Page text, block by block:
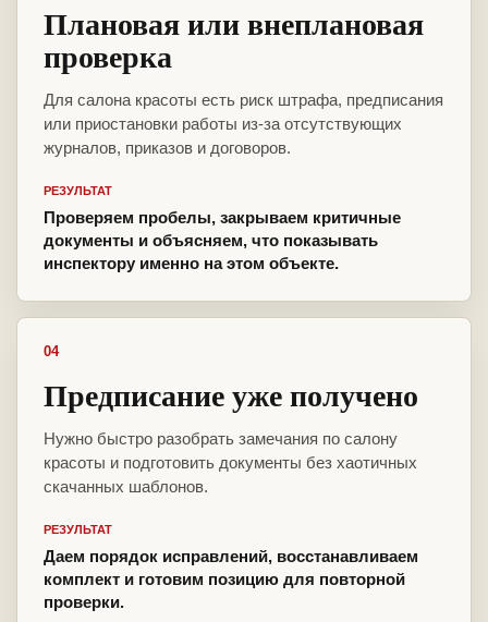
Плановая или внеплановая
проверка
Для салона красоты есть риск штрафа, предписания
или приостановки работы из-за отсутствующих
журналов, приказов и договоров.
РЕЗУЛЬТАТ
Проверяем пробелы, закрываем критичные
документы и объясняем, что показывать
инспектору именно на этом объекте.
04
Предписание уже получено
Нужно быстро разобрать замечания по салону
красоты и подготовить документы без хаотичных
скачанных шаблонов.
РЕЗУЛЬТАТ
Даем порядок исправлений, восстанавливаем
комплект и готовим позицию для повторной
проверки.